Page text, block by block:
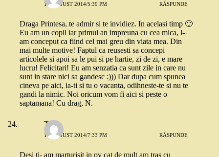
19 AUGUST 2014/5:39 PM RĂSPUNDE
Draga Printesa, te admir si te invidiez. In acelasi timp 🙂
Eu am un copil iar primul an impreuna cu cea mica, l-
am conceput ca fiind cel mai greu din viata mea. Din
mai multe motive! Faptul ca reusesti sa concepi
articolele si apoi sa le pui si pe hartie, zi de zi, e mare
lucru! Felicitari! Eu am senzatia ca sunt zile in care nu
sunt in stare nici sa gandesc :))) Dar dupa cum spunea
cineva pe aici, ia-ti si tu o vacanta, odihneste-te si nu te
gandi la nimic. Noi oricum vom fi aici si peste o
saptamana! Cu drag, N.
Tily
19 AUGUST 2014/7:33 PM RĂSPUNDE
Desi ti- am marturisit in pv cat de mult am tras cu